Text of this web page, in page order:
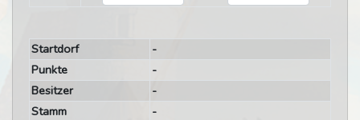
Startdorf
-
Punkte
-
Besitzer
-
Stamm
-